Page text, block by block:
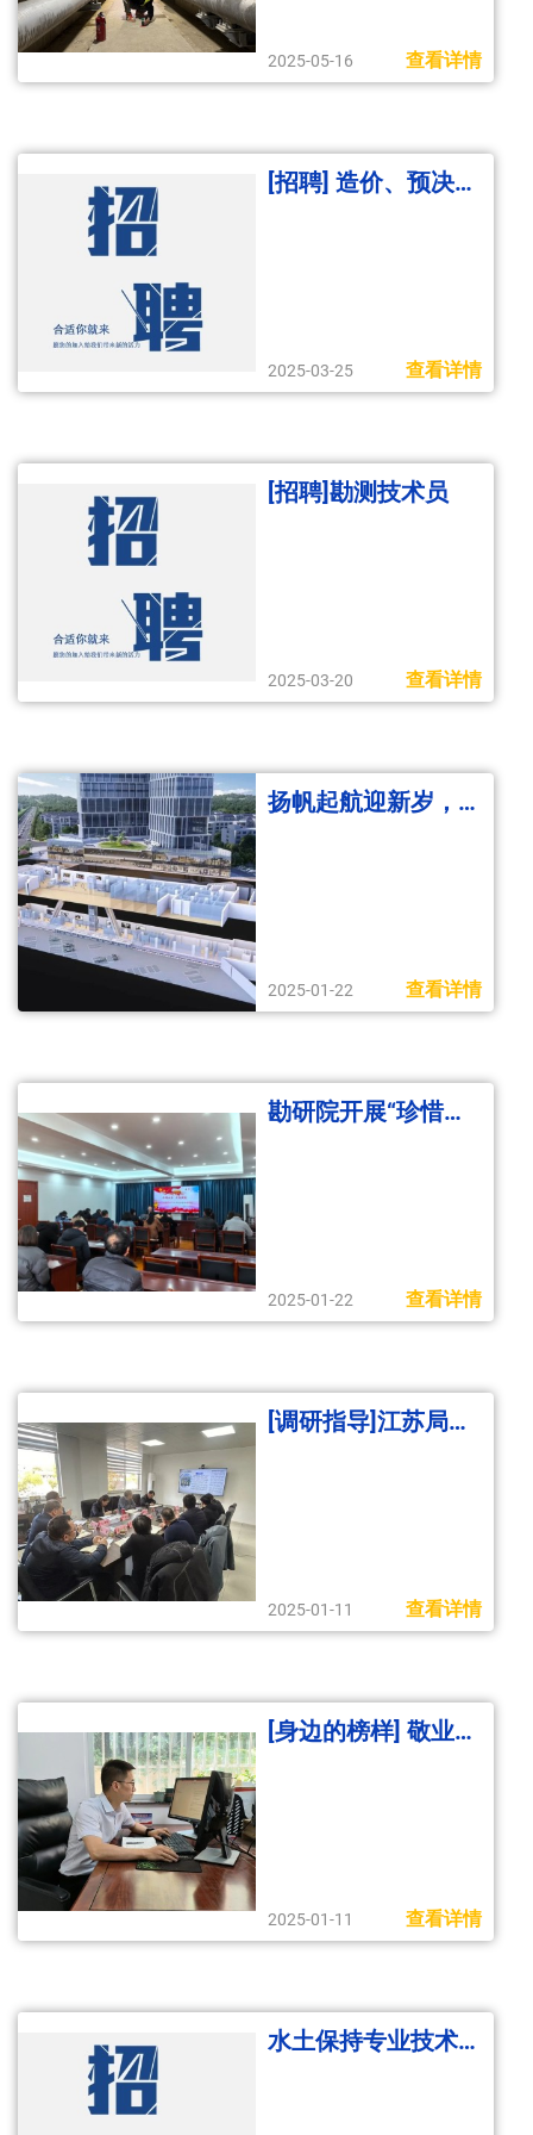
2025-05-16 查看详情
[招聘] 造价、预决算技术员
2025-03-25 查看详情
[招聘]勘测技术员
2025-03-20 查看详情
扬帆起航迎新岁，全力以赴“开门红”
2025-01-22 查看详情
勘研院开展“珍惜生命，关爱健康”主题健康讲座
2025-01-22 查看详情
[调研指导]江苏局副局长杨文光到勘研院调研指导
2025-01-11 查看详情
[身边的榜样] 敬业无边 匠心有为
2025-01-11 查看详情
水土保持专业技术员招聘信息